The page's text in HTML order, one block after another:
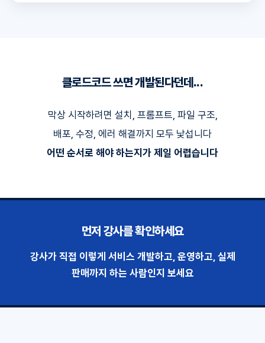
클로드코드 쓰면 개발된다던데...
막상 시작하려면 설치, 프롬프트, 파일 구조,
배포, 수정, 에러 해결까지 모두 낯섭니다
어떤 순서로 해야 하는지가 제일 어렵습니다
먼저 강사를 확인하세요
강사가 직접 이렇게 서비스 개발하고, 운영하고, 실제
판매까지 하는 사람인지 보세요